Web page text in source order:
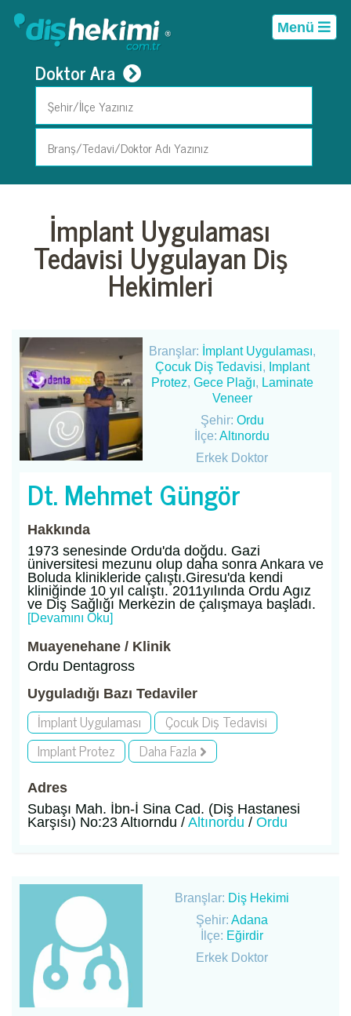
Menü
Doktor Ara
İmplant Uygulaması
Tedavisi Uygulayan Diş
Hekimleri
Branşlar: İmplant Uygulaması,
Çocuk Diş Tedavisi, Implant
Protez, Gece Plağı, Laminate
Veneer
Şehir: Ordu
İlçe:Altınordu
Erkek Doktor
Dt. Mehmet Güngör
Hakkında
1973 senesinde Ordu'da doğdu. Gazi
üniversitesi mezunu olup daha sonra Ankara ve
Boluda klinikleride çalıştı.Giresu'da kendi
kliniğinde 10 yıl calıştı. 2011yılında Ordu Agız
ve Diş Sağlığı Merkezin de çalışmaya başladı.
[Devamını Oku]
Muayenehane / Klinik
Ordu Dentagross
Uyguladığı Bazı Tedaviler
İmplant Uygulaması
Çocuk Diş Tedavisi
Implant Protez
Daha Fazla
Adres
Subaşı Mah. İbn-İ Sina Cad. (Diş Hastanesi
Karşısı) No:23 Altıorndu / Altınordu / Ordu
Branşlar: Diş Hekimi
Şehir:Adana
İlçe: Eğirdir
Erkek Doktor